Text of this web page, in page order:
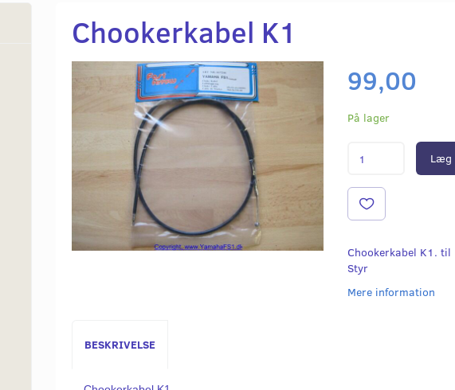
Chookerkabel K1
99,00
På lager
Læg
Chookerkabel K1.
Styr
Mere information
BESKRIVELSE